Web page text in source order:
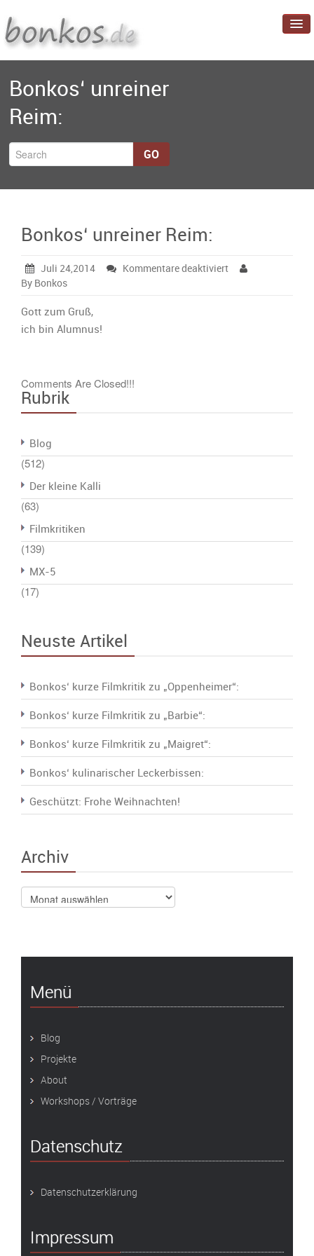
Startseite
Blog
Projekte
Über mich
Bonkos‘ unreiner
Reim:
GO
Bonkos‘ unreiner Reim:
Juli 24,2014 Kommentare deaktiviertfür
By Bonkos
Gott zum Gruß,
ich bin Alumnus!
Comments Are Closed!!!
Rubrik
Blog
(512)
Der kleine Kalli
(63)
Filmkritiken
(139)
MX-5
(17)
Neuste Artikel
Bonkos‘ kurze Filmkritik zu „Oppenheimer“:
Bonkos‘ kurze Filmkritik zu „Barbie“:
Bonkos‘ kurze Filmkritik zu „Maigret“:
Bonkos‘ kulinarischer Leckerbissen:
Geschützt: Frohe Weihnachten!
Archiv
Archiv
Menü
Blog
Projekte
About
Workshops / Vorträge
Datenschutz
Datenschutzerklärung
Impressum